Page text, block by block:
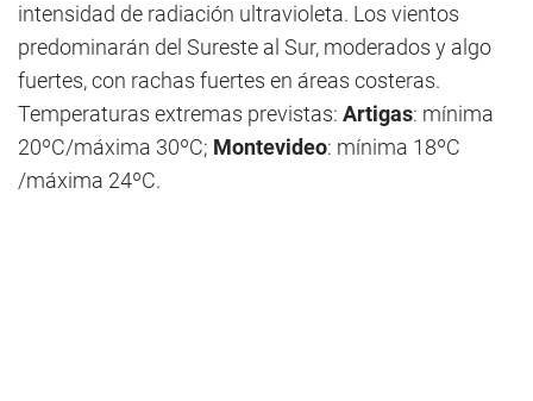
intensidad de radiación ultravioleta. Los vientos
predominarán del Sureste al Sur, moderados y algo
fuertes, con rachas fuertes en áreas costeras.
Temperaturas extremas previstas: Artigas: mínima
20ºC/máxima 30ºC; Montevideo: mínima 18ºC
/máxima 24ºC.